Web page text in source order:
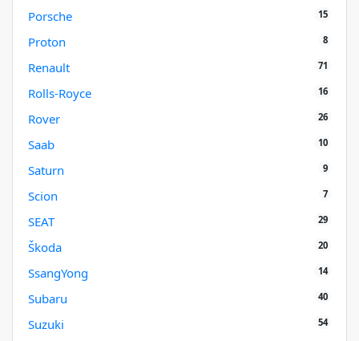
Porsche 15
Proton 8
Renault 71
Rolls-Royce 16
Rover 26
Saab 10
Saturn 9
Scion 7
SEAT 29
Škoda 20
SsangYong 14
Subaru 40
Suzuki 54